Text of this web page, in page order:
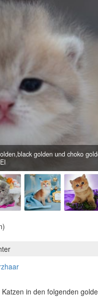
golden und choko
in den folgenden